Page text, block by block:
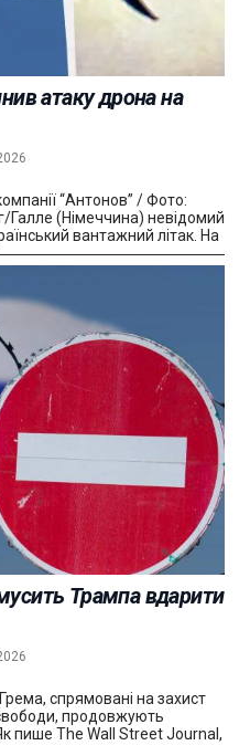
атаку дрона на
“Антонов” / Фото:
Галле (Німеччина) невідомий
вантажний літак. На
Трампа вдарити
спрямовані на захист
продовжують
пише The Wall Street Journal,